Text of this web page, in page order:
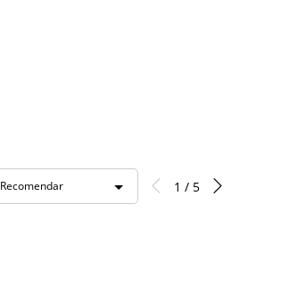
Recomendar 1 / 5